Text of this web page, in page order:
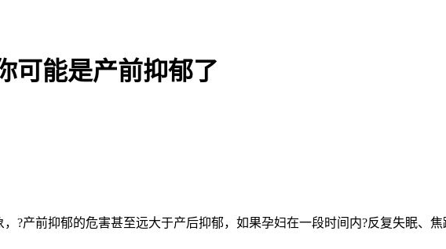
可能是产前抑郁了
?产前抑郁的危害甚至远大于产后抑郁，如果孕妇在一段时间内?反复失眠、